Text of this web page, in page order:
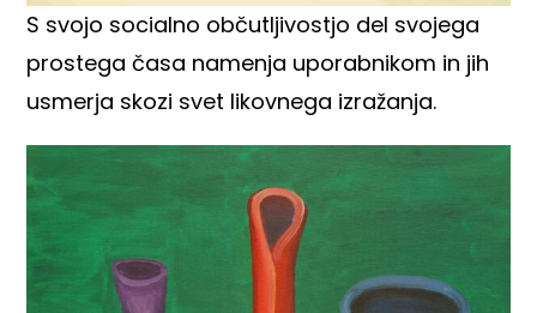
S svojo socialno občutljivostjo del svojega
prostega časa namenja uporabnikom in jih
usmerja skozi svet likovnega izražanja.